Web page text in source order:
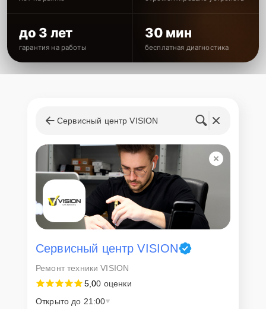
Мы стремимся сделать процесс ремонта максимально простым и
удобным для вас. Наши специалисты всегда готовы предоставить
подробную консультацию и помочь с любыми вопросами.
Мы заботимся о качестве вашей техники и вашем комфорте.
до 3 лет
гарантия на работы
30 мин
бесплатная диагностика
Сервисный центр VISION
Сервисный центр VISION
Ремонт техники VISION
5,00 оценки
Открыто до 21:00